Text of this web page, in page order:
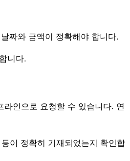
짜와 금액이 정확해야 합니다.
니다.
인으로 요청할 수 있습니다. 연
이 정확히 기재되었는지 확인합